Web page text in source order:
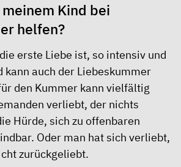
Kind bei
helfen?
erste Liebe ist, so intensiv und
kann auch der Liebeskummer
den Kummer kann vielfältig
verliebt, der nichts
Hürde, sich zu offenbaren
Oder man hat sich verliebt,
zurückgeliebt.